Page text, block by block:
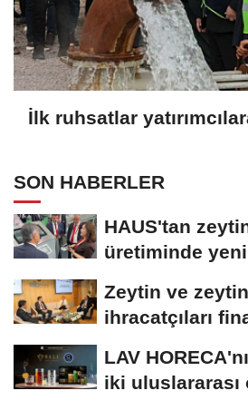
İlk ruhsatlar
SON HABERLER
HAUS'tan
üretiminde
Zeytin ve
ihracatçıları
LAV
iki uluslararası